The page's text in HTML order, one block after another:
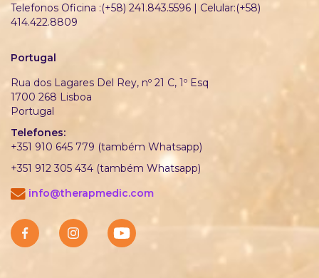
Telefonos Oficina :(+58) 241.843.5596 | Celular:(+58)
414.422.8809
Portugal
Rua dos Lagares Del Rey, nº 21 C, 1º Esq
1700 268 Lisboa
Portugal
Telefones:
+351 910 645 779 (também Whatsapp)
+351 912 305 434 (também Whatsapp)
info@therapmedic.com